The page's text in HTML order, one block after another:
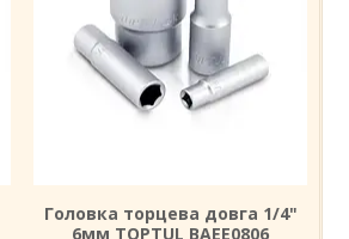
Головка торцева довга 1/4"
6мм TOPTUL BAEE0806